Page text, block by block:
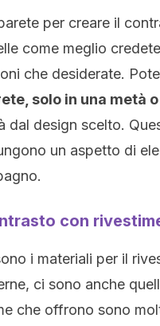
per creare il
come meglio
che desiderate.
solo in una metà
dal design scelto.
un aspetto di
con
i materiali per il
ci sono anche
che offrono sono